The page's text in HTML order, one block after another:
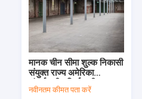
मानक चीन सीमा शुल्क निकासी
संयुक्त राज्य अमेरिका
अंतर्राष्ट्रीय निर्यात सीमा शुल्क
निकासी
नवीनतम कीमत पता करें